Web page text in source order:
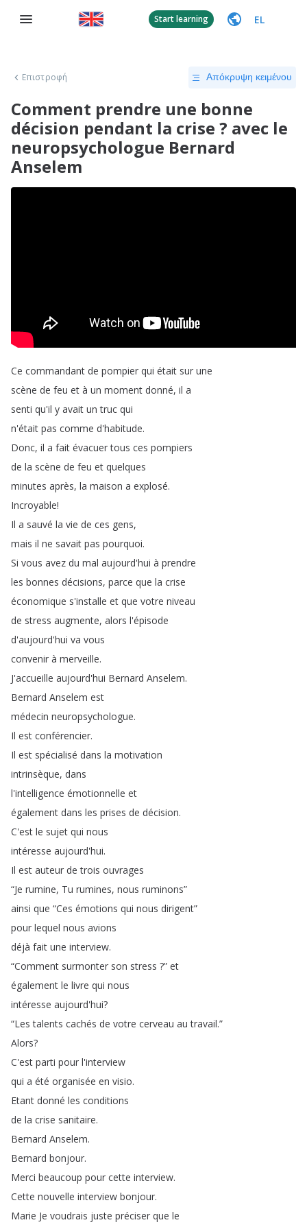
Start learning EL
Επιστροφή Απόκρυψη κειμένου
Comment prendre une bonne
décision pendant la crise ? avec le
neuropsychologue Bernard
Anselem
Ce commandant de pompier qui était sur une
scène de feu et à un moment donné, il a
senti qu'il y avait un truc qui
n'était pas comme d'habitude.
Donc, il a fait évacuer tous ces pompiers
de la scène de feu et quelques
minutes après, la maison a explosé.
Incroyable!
Il a sauvé la vie de ces gens,
mais il ne savait pas pourquoi.
Si vous avez du mal aujourd'hui à prendre
les bonnes décisions, parce que la crise
économique s'installe et que votre niveau
de stress augmente, alors l'épisode
d'aujourd'hui va vous
convenir à merveille.
J'accueille aujourd'hui Bernard Anselem.
Bernard Anselem est
médecin neuropsychologue.
Il est conférencier.
Il est spécialisé dans la motivation
intrinsèque, dans
l'intelligence émotionnelle et
également dans les prises de décision.
C'est le sujet qui nous
intéresse aujourd'hui.
Il est auteur de trois ouvrages
“Je rumine, Tu rumines, nous ruminons”
ainsi que “Ces émotions qui nous dirigent”
pour lequel nous avions
déjà fait une interview.
“Comment surmonter son stress ?” et
également le livre qui nous
intéresse aujourd'hui?
“Les talents cachés de votre cerveau au travail.”
Alors?
C'est parti pour l'interview
qui a été organisée en visio.
Etant donné les conditions
de la crise sanitaire.
Bernard Anselem.
Bernard bonjour.
Merci beaucoup pour cette interview.
Cette nouvelle interview bonjour.
Marie Je voudrais juste préciser que le